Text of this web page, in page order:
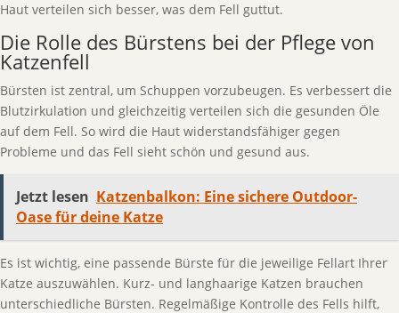
Haut verteilen sich besser, was dem Fell guttut.
Die Rolle des Bürstens bei der Pflege von
Katzenfell
Bürsten ist zentral, um Schuppen vorzubeugen. Es verbessert die
Blutzirkulation und gleichzeitig verteilen sich die gesunden Öle
auf dem Fell. So wird die Haut widerstandsfähiger gegen
Probleme und das Fell sieht schön und gesund aus.
Jetzt lesen Katzenbalkon: Eine sichere Outdoor-
Oase für deine Katze
Es ist wichtig, eine passende Bürste für die jeweilige Fellart Ihrer
Katze auszuwählen. Kurz- und langhaarige Katzen brauchen
unterschiedliche Bürsten. Regelmäßige Kontrolle des Fells hilft,